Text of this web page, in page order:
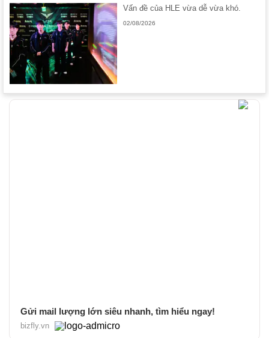
Vấn đề của HLE vừa dễ vừa khó.
02/08/2026
Gửi mail lượng lớn siêu nhanh, tìm hiểu ngay!
bizfly.vn